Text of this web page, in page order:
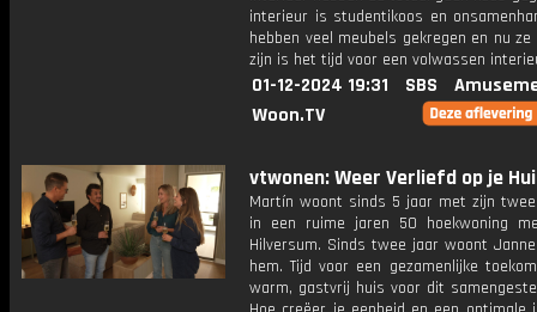
interieur is studentikoos en
hebben veel meubels gekregen en nu ze
zijn is het tijd voor een volwassen
01-12-2024 19:31 SBS
Woon.TV
vtwonen: Weer Verliefd op je
Martín woont sinds 5 jaar met zijn
in een ruime jaren 50 hoekwoning
Hilversum. Sinds twee jaar woont
hem. Tijd voor een gezamenlijke
warm, gastvrij huis voor dit